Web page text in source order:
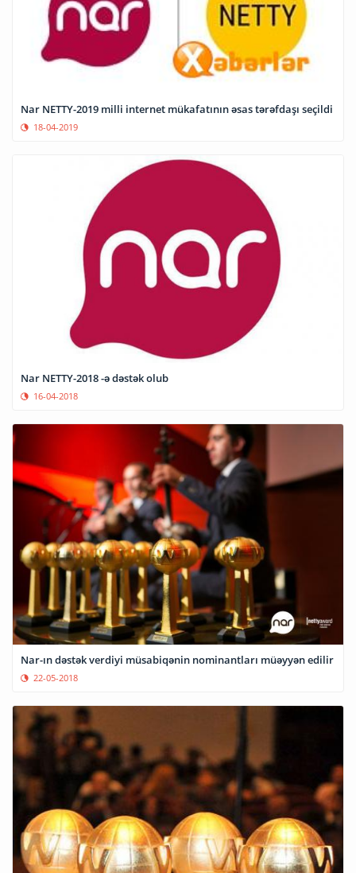
Nar NETTY-2019 milli internet mükafatının əsas tərəfdaşı seçildi
18-04-2019
Nar NETTY-2018 -ə dəstək olub
16-04-2018
Nar-ın dəstək verdiyi müsabiqənin nominantları müəyyən edilir
22-05-2018